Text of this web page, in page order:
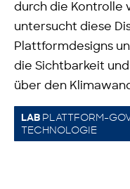
durch die Kontrolle
untersucht diese
Plattformdesigns
die Sichtbarkeit
über den
LAB PLATTFORM-
TECHNOLOGIE